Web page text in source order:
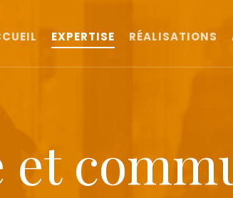
EXPERTISE RÉALISATIONS
et